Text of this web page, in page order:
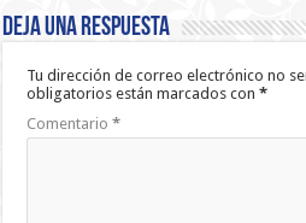
Deja una respuesta
Tu dirección de correo electrónico no
obligatorios están marcados con*
Comentario*